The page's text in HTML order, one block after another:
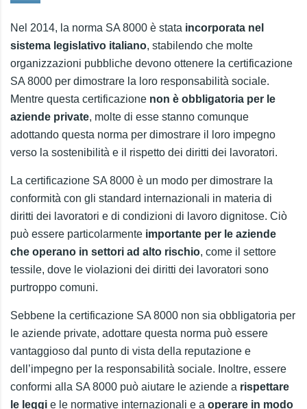
Nel 2014, la norma SA 8000 è stata incorporata nel
sistema legislativo italiano, stabilendo che molte
organizzazioni pubbliche devono ottenere la certificazione
SA 8000 per dimostrare la loro responsabilità sociale.
Mentre questa certificazione non è obbligatoria per le
aziende private, molte di esse stanno comunque
adottando questa norma per dimostrare il loro impegno
verso la sostenibilità e il rispetto dei diritti dei lavoratori.
La certificazione SA 8000 è un modo per dimostrare la
conformità con gli standard internazionali in materia di
diritti dei lavoratori e di condizioni di lavoro dignitose. Ciò
può essere particolarmente importante per le aziende
che operano in settori ad alto rischio, come il settore
tessile, dove le violazioni dei diritti dei lavoratori sono
purtroppo comuni.
Sebbene la certificazione SA 8000 non sia obbligatoria per
le aziende private, adottare questa norma può essere
vantaggioso dal punto di vista della reputazione e
dell’impegno per la responsabilità sociale. Inoltre, essere
conformi alla SA 8000 può aiutare le aziende a rispettare
le leggi e le normative internazionali e a operare in modo